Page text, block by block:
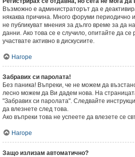
Възможно е администраторът да е
някаква причина. Много форуми периодично
не публикуват мнения за дълго време за да
данни. Ако това се е случило, опитайте да се
участвате активно в дискусиите.
Нагоре
Забравих си паролата!
Без паника! Въпреки, че не можем да
лесно можем да Ви дадем нова. На
"Забравих си паролата". Следвайте
да влезнете след това.
Ако въпреки това не успеете да влезете се
Нагоре
Защо излизам автоматично?